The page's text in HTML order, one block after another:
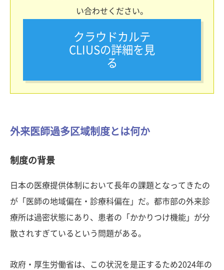
い合わせください。
クラウドカルテ
CLIUSの詳細を見
る
外来医師過多区域制度とは何か
制度の背景
日本の医療提供体制において長年の課題となってきたの
が「医師の地域偏在・診療科偏在」だ。都市部の外来診
療所は過密状態にあり、患者の「かかりつけ機能」が分
散されすぎているという問題がある。
政府・厚生労働省は、この状況を是正するため2024年の